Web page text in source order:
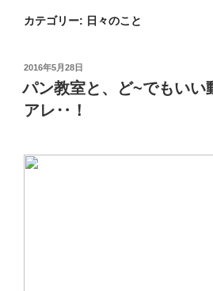
カテゴリー: 日々のこと
投
日:
2016年5月28日
パン教室と、ど~でもいい
アレ‥！